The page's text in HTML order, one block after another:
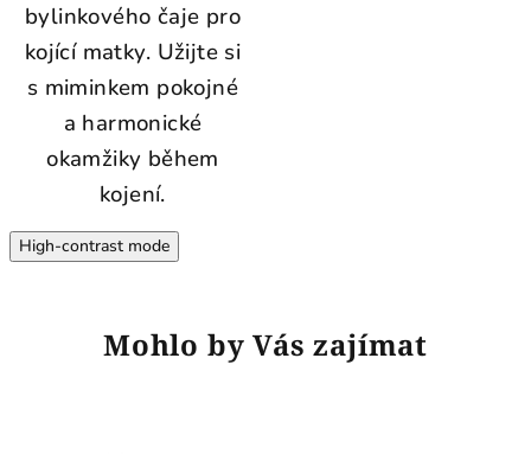
bylinkového čaje pro
kojící matky. Užijte si
s miminkem pokojné
a harmonické
okamžiky během
kojení.
High-contrast mode
Mohlo by Vás zajímat